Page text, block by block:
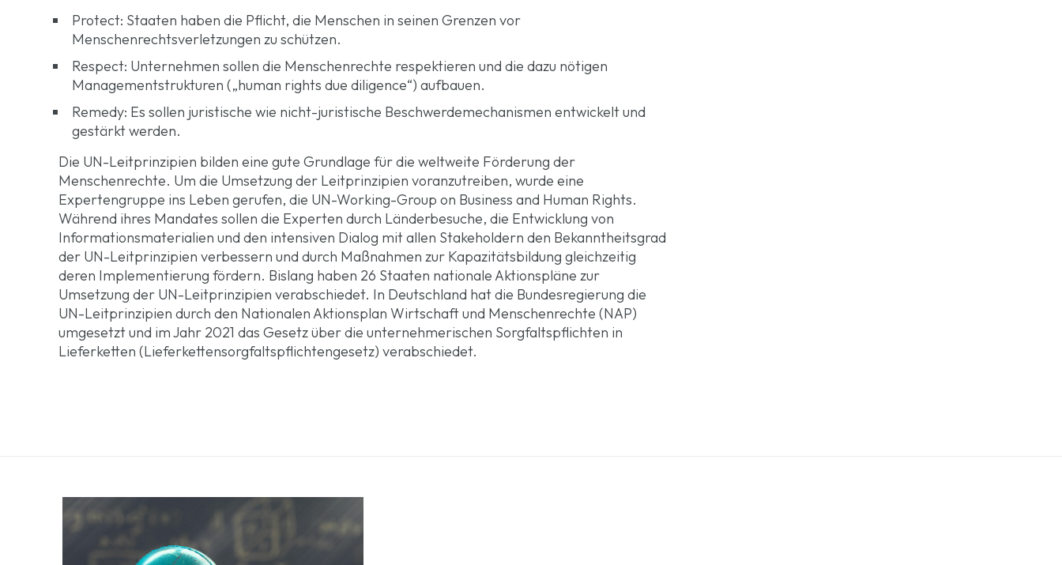
Protect: Staaten haben die Pflicht, die Menschen in seinen Grenzen vor
Menschenrechtsverletzungen zu schützen.
Respect: Unternehmen sollen die Menschenrechte respektieren und die dazu nötigen
Managementstrukturen („human rights due diligence“) aufbauen.
Remedy: Es sollen juristische wie nicht-juristische Beschwerdemechanismen entwickelt und
gestärkt werden.
Die UN-Leitprinzipien bilden eine gute Grundlage für die weltweite Förderung der
Menschenrechte. Um die Umsetzung der Leitprinzipien voranzutreiben, wurde eine
Expertengruppe ins Leben gerufen, die UN-Working-Group on Business and Human Rights.
Während ihres Mandates sollen die Experten durch Länderbesuche, die Entwicklung von
Informationsmaterialien und den intensiven Dialog mit allen Stakeholdern den Bekanntheitsgrad
der UN-Leitprinzipien verbessern und durch Maßnahmen zur Kapazitätsbildung gleichzeitig
deren Implementierung fördern. Bislang haben 26 Staaten nationale Aktionspläne zur
Umsetzung der UN-Leitprinzipien verabschiedet. In Deutschland hat die Bundesregierung die
UN-Leitprinzipien durch den Nationalen Aktionsplan Wirtschaft und Menschenrechte (NAP)
umgesetzt und im Jahr 2021 das Gesetz über die unternehmerischen Sorgfaltspflichten in
Lieferketten (Lieferkettensorgfaltspflichtengesetz) verabschiedet.